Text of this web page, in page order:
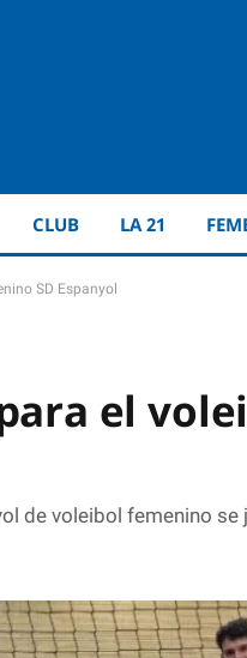
CLUB LA 21
SD Espanyol
el
de voleibol femenino